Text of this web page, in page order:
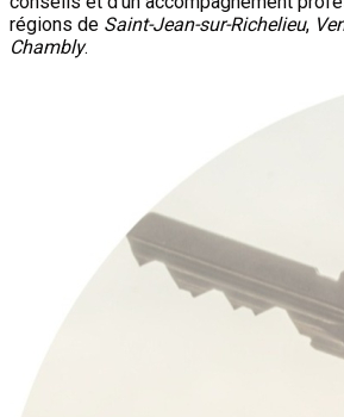
régions de Saint-Jean-sur-Richelieu,
Chambly.